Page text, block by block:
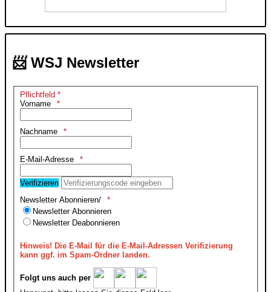
📨 WSJ Newsletter
Pflichtfeld *
Vorname
Nachname
E-Mail-Adresse
Verifizieren
Newsletter Abonnieren/
Newsletter Abonnieren
Newsletter Deabonnieren
Hinweis!Die E-Mail für die E-Mail-Adressen Verifizierung
kann ggf. im Spam-Ordner landen.
Folgt uns auch per